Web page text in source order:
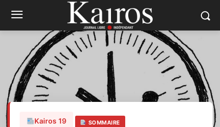
Kairos 19 SOMMAIRE